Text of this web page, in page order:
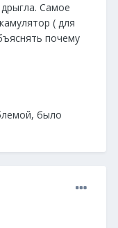
Самое
( для
почему
было